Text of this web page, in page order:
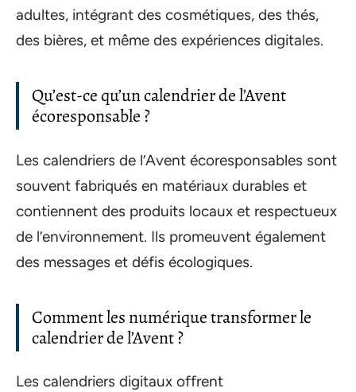
adultes, intégrant des cosmétiques, des thés,
des bières, et même des expériences digitales.
Qu’est-ce qu’un calendrier de l’Avent
écoresponsable ?
Les calendriers de l’Avent écoresponsables sont
souvent fabriqués en matériaux durables et
contiennent des produits locaux et respectueux
de l’environnement. Ils promeuvent également
des messages et défis écologiques.
Comment les numérique transformer le
calendrier de l’Avent ?
Les calendriers digitaux offrent